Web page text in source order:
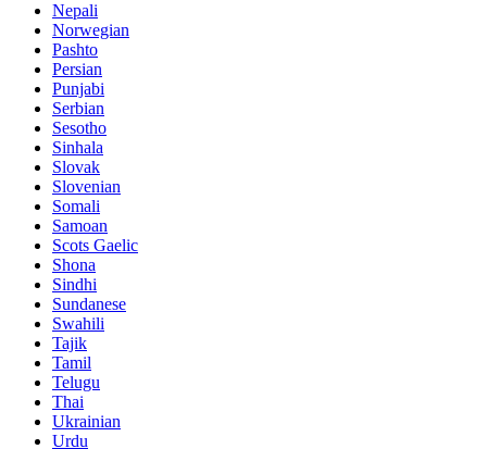
Nepali
Norwegian
Pashto
Persian
Punjabi
Serbian
Sesotho
Sinhala
Slovak
Slovenian
Somali
Samoan
Scots Gaelic
Shona
Sindhi
Sundanese
Swahili
Tajik
Tamil
Telugu
Thai
Ukrainian
Urdu